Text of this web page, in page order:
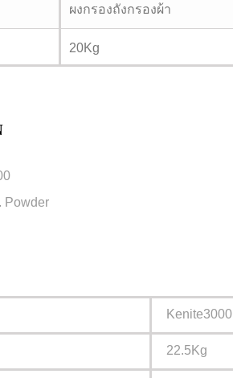
ผงกรองถังกรองผ้า
20Kg
Powder
Kenite3000
22.5Kg